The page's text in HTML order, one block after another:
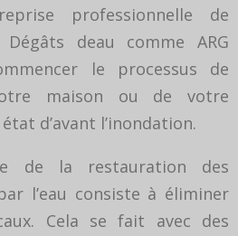
professionnelle de
deau comme ARG
le processus de
maison ou de votre
d’avant l’inondation.
de la restauration des
l’eau consiste à éliminer
Cela se fait avec des